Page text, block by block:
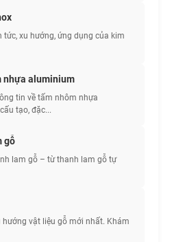
tức, xu hướng, ứng dụng của kim
nhựa aluminium
tin về tấm nhôm nhựa
tạo, đặc...
gỗ
lam gỗ – từ thanh lam gỗ tự
hướng vật liệu gỗ mới nhất. Khám